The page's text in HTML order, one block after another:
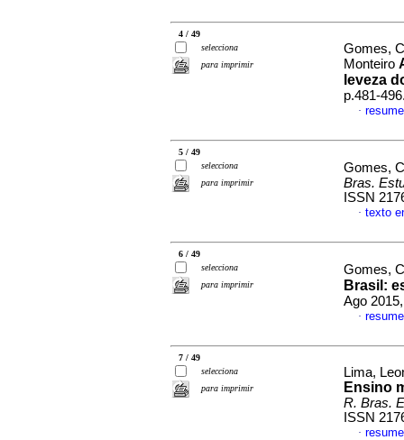
4 / 49
selecciona
para imprimir
Gomes,
Monteiro
leveza
p.481-
·
5 / 49
selecciona
para imprimir
Gomes,
Bras.
ISSN
· texto
6 / 49
selecciona
para imprimir
Gomes,
Brasil:
Ago
·
7 / 49
selecciona
para imprimir
Lima,
Ensino
R. Bras.
ISSN
·